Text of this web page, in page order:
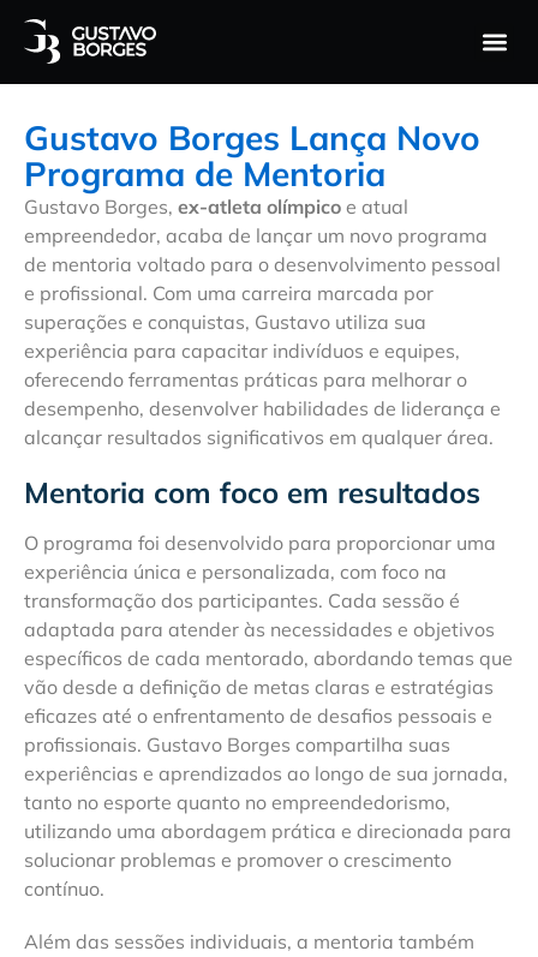
Gustavo Borges Lança Novo
Programa de Mentoria
Gustavo Borges, ex-atleta olímpico e atual
empreendedor, acaba de lançar um novo programa
de mentoria voltado para o desenvolvimento pessoal
e profissional. Com uma carreira marcada por
superações e conquistas, Gustavo utiliza sua
experiência para capacitar indivíduos e equipes,
oferecendo ferramentas práticas para melhorar o
desempenho, desenvolver habilidades de liderança e
alcançar resultados significativos em qualquer área.
Mentoria com foco em resultados
O programa foi desenvolvido para proporcionar uma
experiência única e personalizada, com foco na
transformação dos participantes. Cada sessão é
adaptada para atender às necessidades e objetivos
específicos de cada mentorado, abordando temas que
vão desde a definição de metas claras e estratégias
eficazes até o enfrentamento de desafios pessoais e
profissionais. Gustavo Borges compartilha suas
experiências e aprendizados ao longo de sua jornada,
tanto no esporte quanto no empreendedorismo,
utilizando uma abordagem prática e direcionada para
solucionar problemas e promover o crescimento
contínuo.
Além das sessões individuais, a mentoria também